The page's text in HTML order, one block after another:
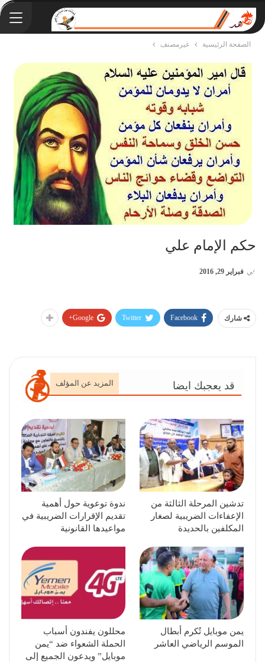
الصفحة الرئيسية غيرمصنف
حكم الإمام علي
في فبراير 29, 2016
شارك Facebook
Twitter
Google+
قد يعجبك ايضا المزيد عن المؤلف
تدشين المرحلة الثالثة من
الإعفاءات الضريبية لصغار
المكلفين بالحديدة
ندوة توعوية حول أهمية
تقديم الإقرارات الضريبية في
مواعيدها القانونية
يمن موبايل تُكرم أبطال
الموسم الرياضي العاشر
محللون يفندون أسباب
الحملة الشعواء ضد “يمن
موبايل” ويدعون الجميع إلى